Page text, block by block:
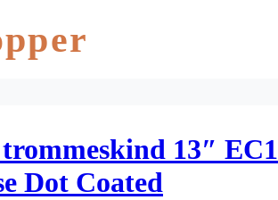
13″ EC1
Dot Coated